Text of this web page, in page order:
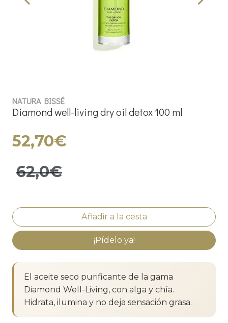
NATURA BISSÉ
Diamond well-living dry oil detox 100 ml
52,70€
62,0€
¡Pídelo ya!
El aceite seco purificante de la gama
Diamond Well-Living, con alga y chía.
Hidrata, ilumina y no deja sensación grasa.